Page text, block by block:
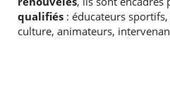
qualifiés: éducateurs
culture, animateurs,